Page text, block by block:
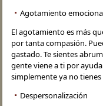
Agotamiento
El agotamiento es más
por tanta compasión.
gastado. Te sientes
gente viene a ti por
simplemente ya no
Despersonalización